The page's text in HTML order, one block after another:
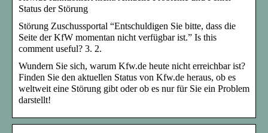
Status der Störung
Störung Zuschussportal “Entschuldigen Sie bitte, dass die
Seite der KfW momentan nicht verfügbar ist.” Is this
comment useful? 3. 2.
Wundern Sie sich, warum Kfw.de heute nicht erreichbar ist?
Finden Sie den aktuellen Status von Kfw.de heraus, ob es
weltweit eine Störung gibt oder ob es nur für Sie ein Problem
darstellt!